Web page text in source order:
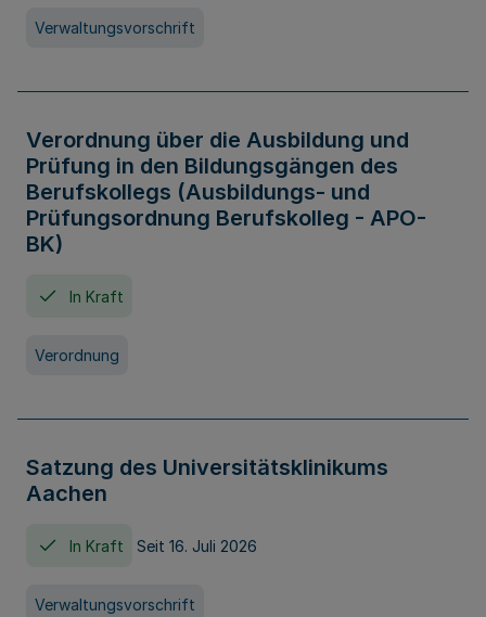
Verwaltungsvorschrift
Verordnung über die Ausbildung und
Prüfung in den Bildungsgängen des
Berufskollegs (Ausbildungs- und
Prüfungsordnung Berufskolleg - APO-
BK)
In Kraft
Verordnung
Satzung des Universitätsklinikums
Aachen
In Kraft Seit 16. Juli 2026
Verwaltungsvorschrift